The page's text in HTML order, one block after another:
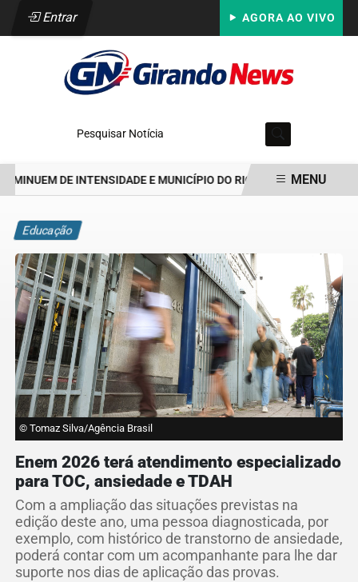
Entrar AGORA AO VIVO
Pesquisar Notícia
DE INTENSIDADE E MUNICÍPIO DO RIO VOLTA AO ESTÁGIO 1
MENU
Educação
© Tomaz Silva/Agência Brasil
Enem 2026 terá atendimento especializado
para TOC, ansiedade e TDAH
Com a ampliação das situações previstas na
edição deste ano, uma pessoa diagnosticada, por
exemplo, com histórico de transtorno de ansiedade,
poderá contar com um acompanhante para lhe dar
suporte nos dias de aplicação das provas.